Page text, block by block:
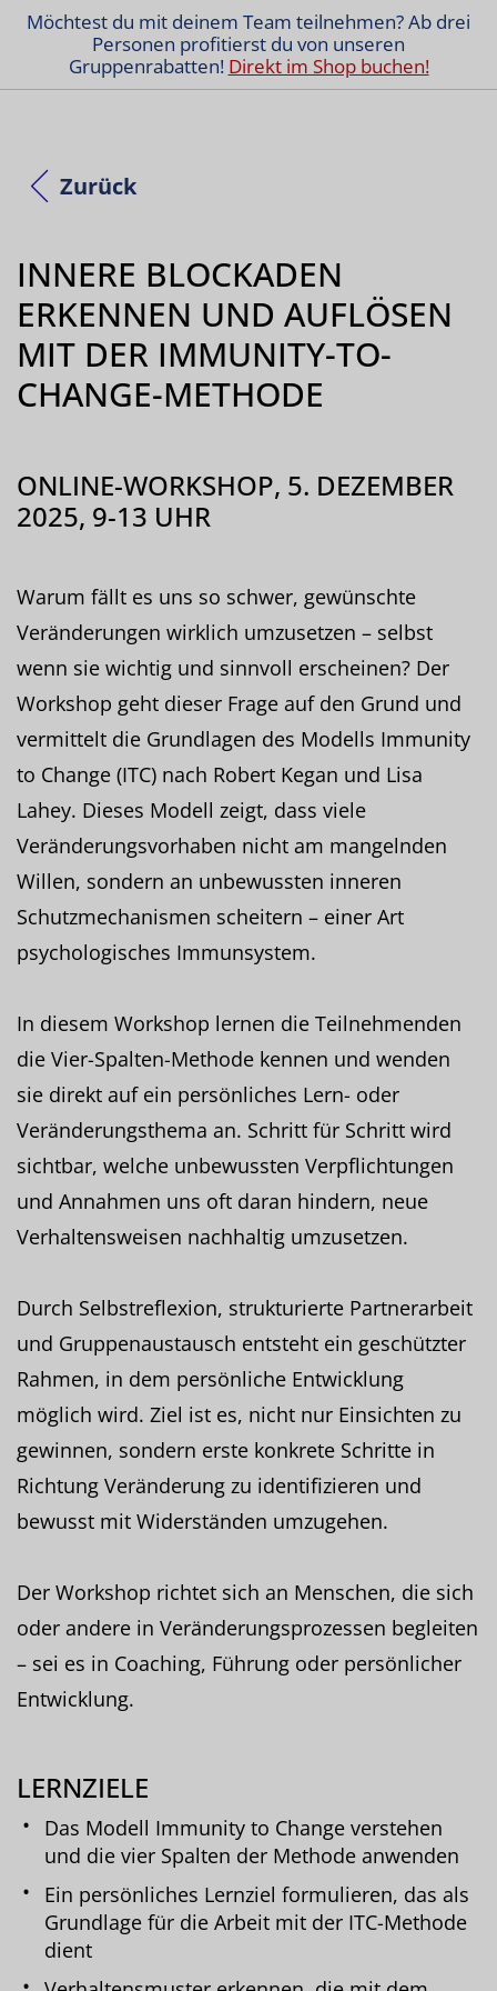
Möchtest du mit deinem Team teilnehmen? Ab drei
Personen profitierst du von unseren
Gruppenrabatten! Direkt im Shop buchen!
Zurück
INNERE BLOCKADEN
ERKENNEN UND AUFLÖSEN
MIT DER IMMUNITY-TO-
CHANGE-METHODE
ONLINE-WORKSHOP, 5. DEZEMBER
2025, 9-13 UHR
Warum fällt es uns so schwer, gewünschte
Veränderungen wirklich umzusetzen – selbst
wenn sie wichtig und sinnvoll erscheinen? Der
Workshop geht dieser Frage auf den Grund und
vermittelt die Grundlagen des Modells Immunity
to Change (ITC) nach Robert Kegan und Lisa
Lahey. Dieses Modell zeigt, dass viele
Veränderungsvorhaben nicht am mangelnden
Willen, sondern an unbewussten inneren
Schutzmechanismen scheitern – einer Art
psychologisches Immunsystem.
In diesem Workshop lernen die Teilnehmenden
die Vier-Spalten-Methode kennen und wenden
sie direkt auf ein persönliches Lern- oder
Veränderungsthema an. Schritt für Schritt wird
sichtbar, welche unbewussten Verpflichtungen
und Annahmen uns oft daran hindern, neue
Verhaltensweisen nachhaltig umzusetzen.
Durch Selbstreflexion, strukturierte Partnerarbeit
und Gruppenaustausch entsteht ein geschützter
Rahmen, in dem persönliche Entwicklung
möglich wird. Ziel ist es, nicht nur Einsichten zu
gewinnen, sondern erste konkrete Schritte in
Richtung Veränderung zu identifizieren und
bewusst mit Widerständen umzugehen.
Der Workshop richtet sich an Menschen, die sich
oder andere in Veränderungsprozessen begleiten
– sei es in Coaching, Führung oder persönlicher
Entwicklung.
LERNZIELE
Das Modell Immunity to Change verstehen
und die vier Spalten der Methode anwenden
Ein persönliches Lernziel formulieren, das als
Grundlage für die Arbeit mit der ITC-Methode
dient